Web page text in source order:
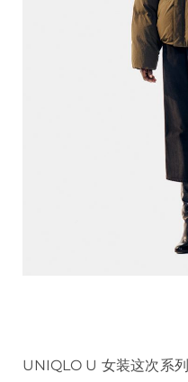
UNIQLO U 女装这次系